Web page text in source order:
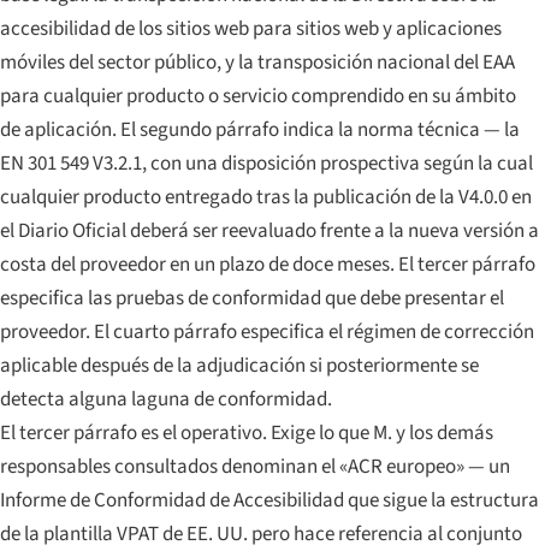
accesibilidad de los sitios web para sitios web y aplicaciones
móviles del sector público, y la transposición nacional del EAA
para cualquier producto o servicio comprendido en su ámbito
de aplicación. El segundo párrafo indica la norma técnica — la
EN 301 549 V3.2.1, con una disposición prospectiva según la cual
cualquier producto entregado tras la publicación de la V4.0.0 en
el Diario Oficial deberá ser reevaluado frente a la nueva versión a
costa del proveedor en un plazo de doce meses. El tercer párrafo
especifica las pruebas de conformidad que debe presentar el
proveedor. El cuarto párrafo especifica el régimen de corrección
aplicable después de la adjudicación si posteriormente se
detecta alguna laguna de conformidad.
El tercer párrafo es el operativo. Exige lo que M. y los demás
responsables consultados denominan el «ACR europeo» — un
Informe de Conformidad de Accesibilidad que sigue la estructura
de la plantilla VPAT de EE. UU. pero hace referencia al conjunto